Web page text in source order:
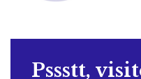
Pssstt,